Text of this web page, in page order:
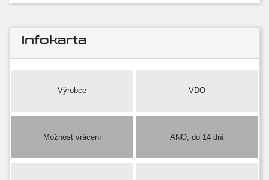
Infokarta
Výrobce VDO
Možnost vrácení ANO, do 14 dní